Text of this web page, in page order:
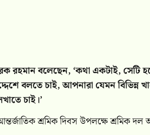
রহমান বলেছেন, ‘কথা একটাই, সেটি
বলতে চাই, আপনারা যেমন বিভিন্ন
চাই।’
শ্রমিক দিবস উপলক্ষে শ্রমিক